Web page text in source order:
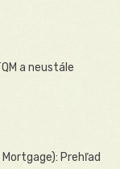
a neustále
Prehľad